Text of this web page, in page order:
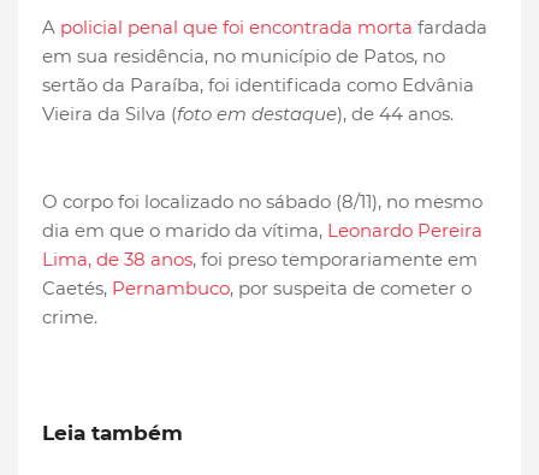
A policial penal que foi encontrada morta fardada
em sua residência, no município de Patos, no
sertão da Paraíba, foi identificada como Edvânia
Vieira da Silva (foto em destaque), de 44 anos.
O corpo foi localizado no sábado (8/11), no mesmo
dia em que o marido da vítima, Leonardo Pereira
Lima, de 38 anos, foi preso temporariamente em
Caetés, Pernambuco, por suspeita de cometer o
crime.
Leia também